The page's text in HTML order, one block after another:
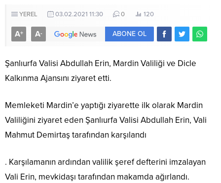
YEREL 03.02.2021 11:30 0 120
A+ A- ABONE OL
Şanlıurfa Valisi Abdullah Erin, Mardin Valiliği ve Dicle
Kalkınma Ajansını ziyaret etti.
Memleketi Mardin’e yaptığı ziyarette ilk olarak Mardin
Valiliğini ziyaret eden Şanlıurfa Valisi Abdullah Erin, Vali
Mahmut Demirtaş tarafından karşılandı
. Karşılamanın ardından valilik şeref defterini imzalayan
Vali Erin, mevkidaşı tarafından makamda ağırlandı.